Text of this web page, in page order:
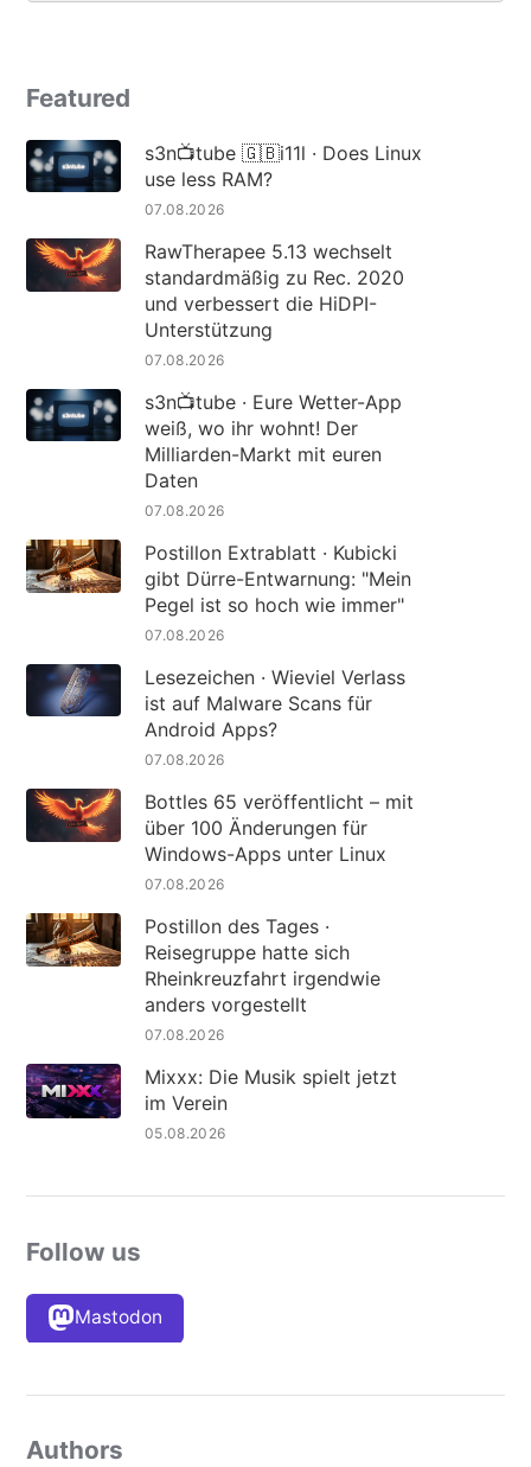
Featured
s3n📺tube 🇬🇧i11l · Does Linux
use less RAM?
07.08.2026
RawTherapee 5.13 wechselt
standardmäßig zu Rec. 2020
und verbessert die HiDPI-
Unterstützung
07.08.2026
s3n📺tube · Eure Wetter-App
weiß, wo ihr wohnt! Der
Milliarden-Markt mit euren
Daten
07.08.2026
Postillon Extrablatt · Kubicki
gibt Dürre-Entwarnung: "Mein
Pegel ist so hoch wie immer"
07.08.2026
Lesezeichen · Wieviel Verlass
ist auf Malware Scans für
Android Apps?
07.08.2026
Bottles 65 veröffentlicht – mit
über 100 Änderungen für
Windows-Apps unter Linux
07.08.2026
Postillon des Tages ·
Reisegruppe hatte sich
Rheinkreuzfahrt irgendwie
anders vorgestellt
07.08.2026
Mixxx: Die Musik spielt jetzt
im Verein
05.08.2026
Follow us
Mastodon
Authors